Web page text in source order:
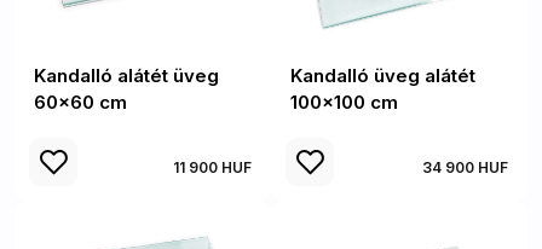
Kandalló alátét üveg
60x60 cm
11 900 HUF
Kandalló üveg alátét
100x100 cm
34 900 HUF